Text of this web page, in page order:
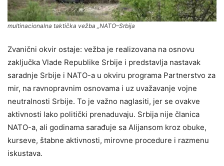
multinacionalna taktička vežba „NATO–Srbija
Zvanični okvir ostaje: vežba je realizovana na osnovu
zaključka Vlade Republike Srbije i predstavlja nastavak
saradnje Srbije i NATO-a u okviru programa Partnerstvo za
mir, na ravnopravnim osnovama i uz uvažavanje vojne
neutralnosti Srbije. To je važno naglasiti, jer se ovakve
aktivnosti lako politički prenaduvaju. Srbija nije članica
NATO-a, ali godinama sarađuje sa Alijansom kroz obuke,
kurseve, štabne aktivnosti, mirovne procedure i razmenu
iskustava.